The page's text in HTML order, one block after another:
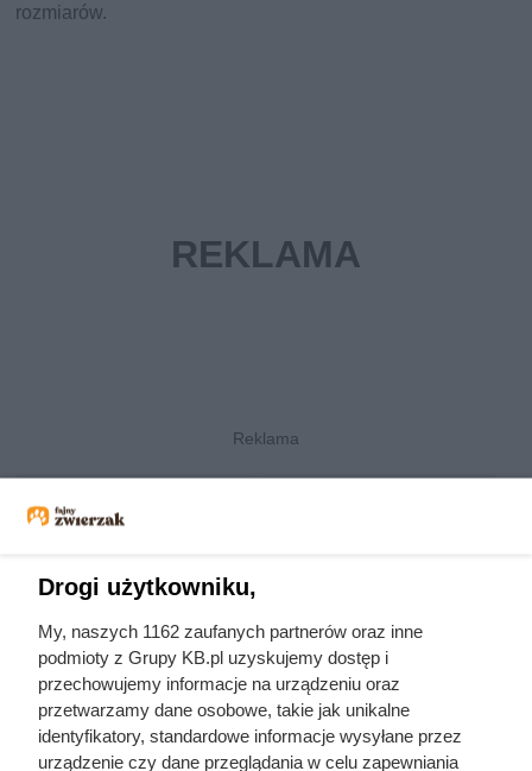
rozmiarów.
dorosłe psy
yorkshire terrier
shiba inu
shih tzu
pinczer
west highland white
terrier
nagie psy
Drogi użytkowniku,
My, naszych 1162 zaufanych partnerów oraz inne
podmioty z Grupy KB.pl uzyskujemy dostęp i
przechowujemy informacje na urządzeniu oraz
przetwarzamy dane osobowe, takie jak unikalne
identyfikatory, standardowe informacje wysyłane przez
urządzenie czy dane przeglądania w celu zapewniania